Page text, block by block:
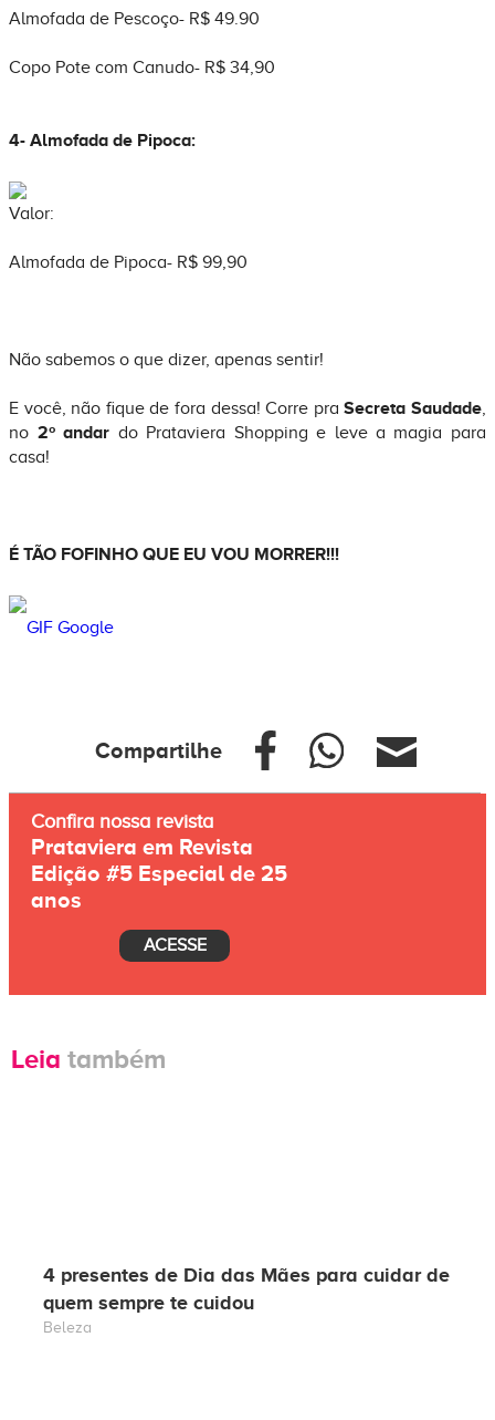
Almofada de Pescoço- R$ 49.90
Copo Pote com Canudo- R$ 34,90
4- Almofada de Pipoca:
Valor:
Almofada de Pipoca- R$ 99,90
Não sabemos o que dizer, apenas sentir!
E você, não fique de fora dessa! Corre praSecreta Saudade,
no 2º andar do Prataviera Shopping e leve a magia para
casa!
É TÃO FOFINHO QUE EU VOU MORRER!!!
GIF Google
Compartilhe
Confira nossa revista
Prataviera em Revista
Edição #5 Especial de 25
anos
ACESSE
Leia também
4 presentes de Dia das Mães para cuidar de
quem sempre te cuidou
Beleza